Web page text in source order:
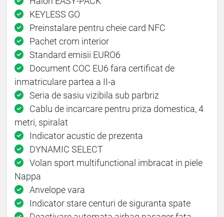
KEYLESS GO
Preinstalare pentru cheie card NFC
Pachet crom interior
Standard emisii EURO6
Document COC EU6 fara certificat de
inmatriculare partea a II-a
Seria de sasiu vizibila sub parbriz
Cablu de incarcare pentru priza domestica, 4
metri, spiralat
Indicator acustic de prezenta
DYNAMIC SELECT
Volan sport multifunctional imbracat in piele
Nappa
Anvelope vara
Indicator stare centuri de siguranta spate